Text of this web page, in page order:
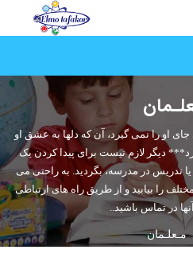
او را نمی گیرد، آن که دلها به عشق او
دیگر لازم نیست برای پیدا کردن یک
در مدرسه، بگردید. به راحتی می
را بیابید و از طریق راه های ارتباطی
در تماس باشید..
مـعلـمان